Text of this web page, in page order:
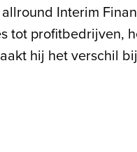
Interim
tot profitbedrijven,
hij het verschil